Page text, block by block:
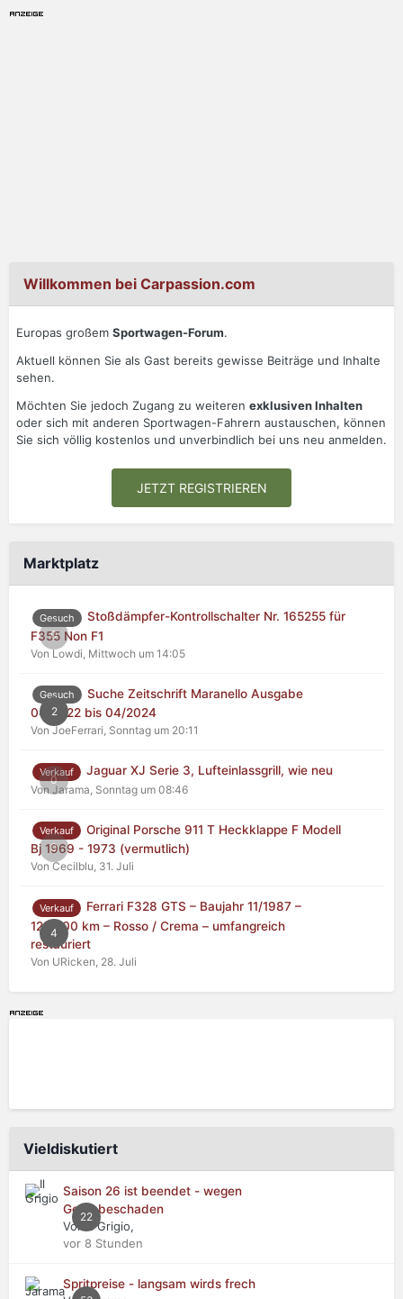
Willkommen bei Carpassion.com
Europas großem Sportwagen-Forum.
Aktuell können Sie als Gast bereits gewisse Beiträge und Inhalte
sehen.
Möchten Sie jedoch Zugang zu weiteren exklusiven Inhalten
oder sich mit anderen Sportwagen-Fahrern austauschen, können
Sie sich völlig kostenlos und unverbindlich bei uns neu anmelden.
JETZT REGISTRIEREN
Marktplatz
0
Gesuch
Stoßdämpfer-Kontrollschalter Nr. 165255 für
F355 Non F1
Von Lowdi, Mittwoch um 14:05
2
Gesuch
Suche Zeitschrift Maranello Ausgabe
04/2022 bis 04/2024
Von JoeFerrari, Sonntag um 20:11
0
Verkauf Jaguar XJ Serie 3, Lufteinlassgrill, wie neu
Von Jarama, Sonntag um 08:46
0
Verkauf
Original Porsche 911 T Heckklappe F Modell
Bj 1969 - 1973 (vermutlich)
Von Cecilblu, 31. Juli
4
Verkauf
Ferrari F328 GTS – Baujahr 11/1987 –
125.000 km – Rosso / Crema – umfangreich
restauriert
Von URicken, 28. Juli
Vieldiskutiert
22
Saison 26 ist beendet - wegen
Getriebeschaden
Von Il Grigio,
vor 8 Stunden
Spritpreise - langsam wirds frech